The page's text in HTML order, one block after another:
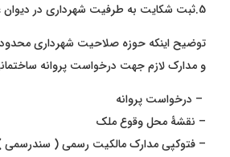
5.ثبت شکایت به طرفیت شهرداری در دیوان عدالت اداری
توضیح اینکه حوزه صلاحیت شهرداری
و مدارک لازم جهت درخواست پروانه ساختمانی
– درخواست پروانه
– نقشۀ محل وقوع ملک
– فتوکپی مدارک مالکیت رسمی ( سندرسمی